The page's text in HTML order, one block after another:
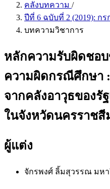
คลังบทความ /
ปีที่ 6 ฉบับที่ 2 (2019): ก
บทความวิชาการ
หลักความรับผิดชอ
ความผิดกรณีศึกษา
จากคลังอาวุธของรั
ในจังหวัดนครราชสี
ผู้แต่ง
จักรพงศ์ ลิ้มสุวรรณ มห